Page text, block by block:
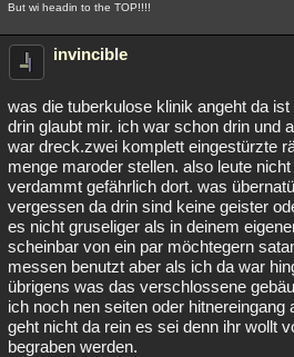
But wi headin to the TOP!!!!
invincible
was die tuberkulose klinik angeht da
drin glaubt mir. ich war schon drin und
war dreck.zwei komplett eingestürzte
menge maroder stellen. also leute
verdammt gefährlich dort. was
vergessen da drin sind keine geister
es nicht gruseliger als in deinem
scheinbar von ein par möchtegern
messen benutzt aber als ich da war
übrigens was das verschlossene
ich noch nen seiten oder hitnereingang
geht nicht da rein es sei denn ihr wollt
begraben werden.